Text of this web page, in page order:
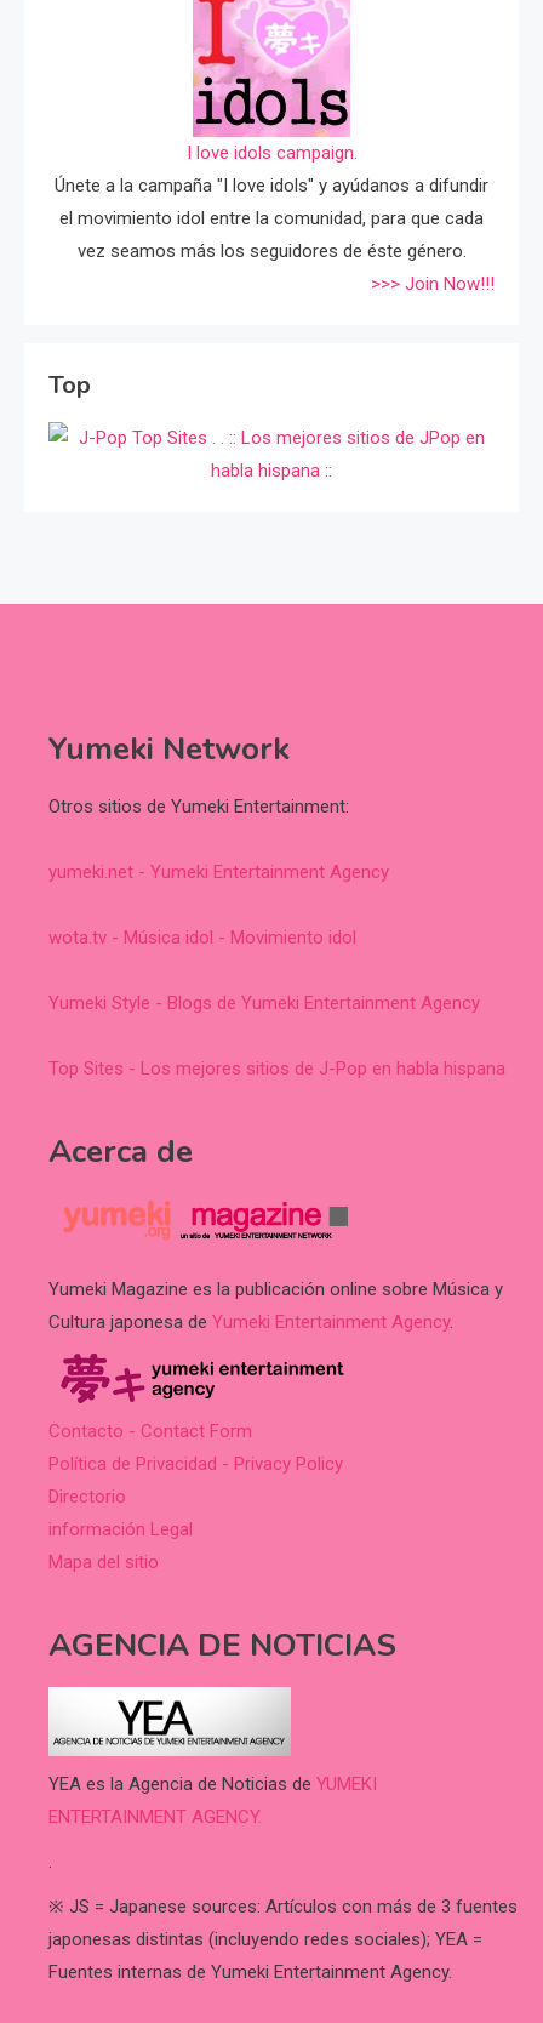
I love idols campaign.
Únete a la campaña "I love idols" y ayúdanos a difundir
el movimiento idol entre la comunidad, para que cada
vez seamos más los seguidores de éste género.
>>> Join Now!!!
Top
Yumeki Network
Otros sitios de Yumeki Entertainment:
yumeki.net - Yumeki Entertainment Agency
wota.tv - Música idol - Movimiento idol
Yumeki Style - Blogs de Yumeki Entertainment Agency
Top Sites - Los mejores sitios de J-Pop en habla hispana
Acerca de
Yumeki Magazine es la publicación online sobre Música y
Cultura japonesa de Yumeki Entertainment Agency.
Contacto - Contact Form
Política de Privacidad - Privacy Policy
Directorio
información Legal
Mapa del sitio
AGENCIA DE NOTICIAS
YEA es la Agencia de Noticias de YUMEKI
ENTERTAINMENT AGENCY.
.
※ JS = Japanese sources: Artículos con más de 3 fuentes
japonesas distintas (incluyendo redes sociales); YEA =
Fuentes internas de Yumeki Entertainment Agency.